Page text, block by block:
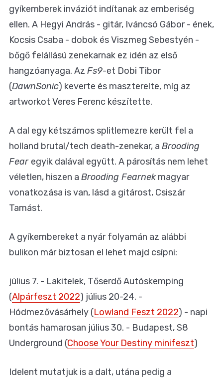
gyíkemberek inváziót indítanak az emberiség
ellen. A Hegyi András - gitár, Iváncsó Gábor - ének,
Kocsis Csaba - dobok és Viszmeg Sebestyén -
bőgő felállású zenekarnak ez idén az első
hangzóanyaga. Az Fs9-et Dobi Tibor
(DawnSonic) keverte és maszterelte, míg az
artworkot Veres Ferenc készítette.
A dal egy kétszámos splitlemezre került fel a
holland brutal/tech death-zenekar, a Brooding
Fear egyik dalával együtt. A párosítás nem lehet
véletlen, hiszen a Brooding Fearnekmagyar
vonatkozása is van, lásd a gitárost, Csiszár
Tamást.
A gyíkembereket a nyár folyamán az alábbi
bulikon már biztosan el lehet majd csípni:
július 7. - Lakitelek, Tőserdő Autóskemping
(Alpárfeszt 2022) július 20-24. -
Hódmezővásárhely (Lowland Feszt 2022) - napi
bontás hamarosan július 30. - Budapest, S8
Underground (Choose Your Destiny minifeszt)
Idelent mutatjuk is a dalt, utána pedig a